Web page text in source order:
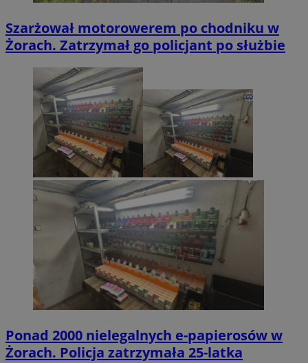
Szarżował motorowerem po chodniku w
Żorach. Zatrzymał go policjant po służbie
Ponad 2000 nielegalnych e-papierosów w
Żorach. Policja zatrzymała 25-latka